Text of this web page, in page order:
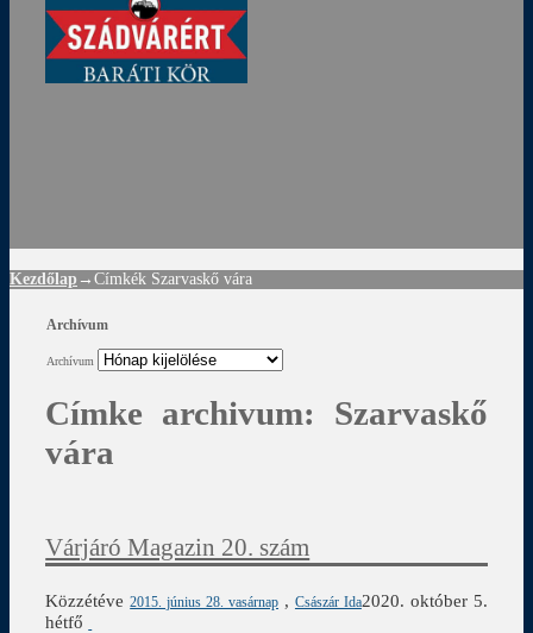
Kezdőlap →Címkék Szarvaskő vára
Archívum
Archívum
Címke archivum: Szarvaskő
vára
Várjáró Magazin 20. szám
Közzétéve2015. június 28. vasárnap , Császár Ida2020. október 5.
hétfő